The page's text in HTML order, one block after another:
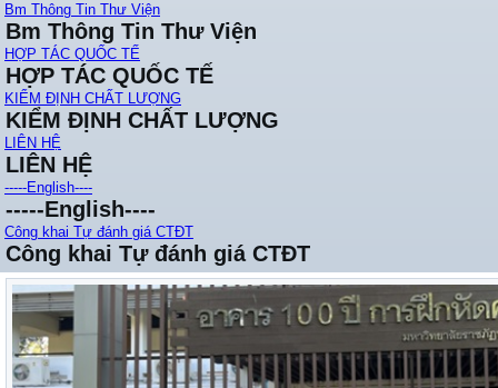
Bm Thông Tin Thư Viện
Bm Thông Tin Thư Viện
HỢP TÁC QUỐC TẾ
HỢP TÁC QUỐC TẾ
KIỂM ĐỊNH CHẤT LƯỢNG
KIỂM ĐỊNH CHẤT LƯỢNG
LIÊN HỆ
LIÊN HỆ
-----English----
-----English----
Công khai Tự đánh giá CTĐT
Công khai Tự đánh giá CTĐT